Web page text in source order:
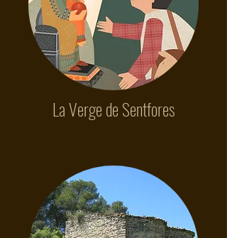
La Verge de Sentfores